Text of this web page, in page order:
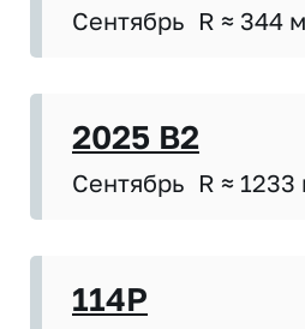
Сентябрь R ≈ 344
2025 B2
Сентябрь R ≈
114P